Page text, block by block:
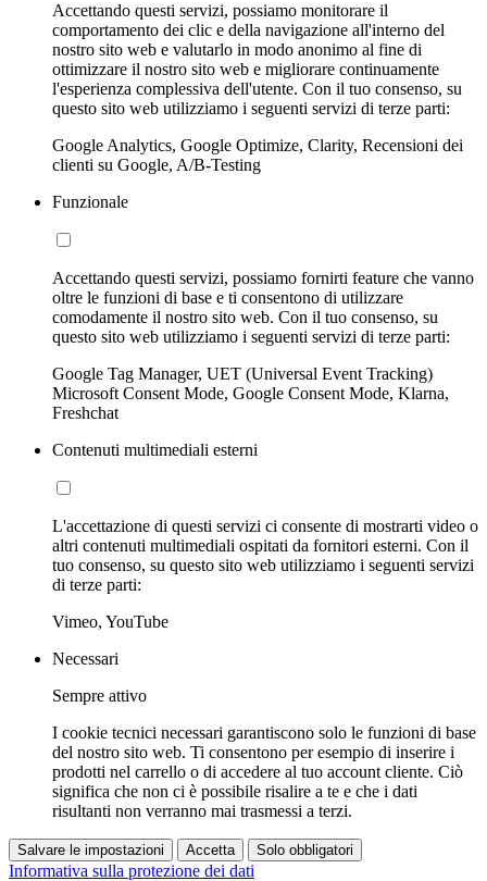
Accettando questi servizi, possiamo monitorare il
comportamento dei clic e della navigazione all'interno del
nostro sito web e valutarlo in modo anonimo al fine di
ottimizzare il nostro sito web e migliorare continuamente
l'esperienza complessiva dell'utente. Con il tuo consenso, su
questo sito web utilizziamo i seguenti servizi di terze parti:
Google Analytics, Google Optimize, Clarity, Recensioni dei
clienti su Google, A/B-Testing
Funzionale
Accettando questi servizi, possiamo fornirti feature che vanno
oltre le funzioni di base e ti consentono di utilizzare
comodamente il nostro sito web. Con il tuo consenso, su
questo sito web utilizziamo i seguenti servizi di terze parti:
Google Tag Manager, UET (Universal Event Tracking)
Microsoft Consent Mode, Google Consent Mode, Klarna,
Freshchat
Contenuti multimediali esterni
L'accettazione di questi servizi ci consente di mostrarti video o
altri contenuti multimediali ospitati da fornitori esterni. Con il
tuo consenso, su questo sito web utilizziamo i seguenti servizi
di terze parti:
Vimeo, YouTube
Necessari
Sempre attivo
I cookie tecnici necessari garantiscono solo le funzioni di base
del nostro sito web. Ti consentono per esempio di inserire i
prodotti nel carrello o di accedere al tuo account cliente. Ciò
significa che non ci è possibile risalire a te e che i dati
risultanti non verranno mai trasmessi a terzi.
Salvare le impostazioni Accetta Solo obbligatori
Informativa sulla protezione dei dati